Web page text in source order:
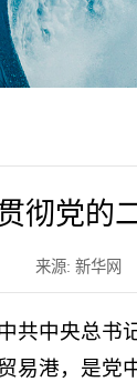
彻党的
来源: 新华网
共中央总书
易港，是党